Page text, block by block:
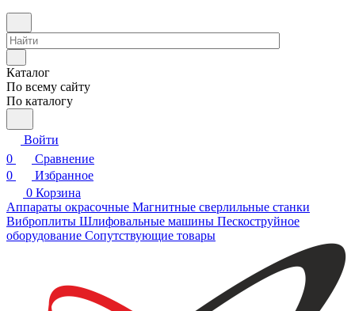
Каталог
По всему сайту
По каталогу
Войти
0
Сравнение
0
Избранное
0 Корзина
Аппараты окрасочные Магнитные сверлильные станки
Виброплиты Шлифовальные машины Пескоструйное
оборудование Сопутствующие товары